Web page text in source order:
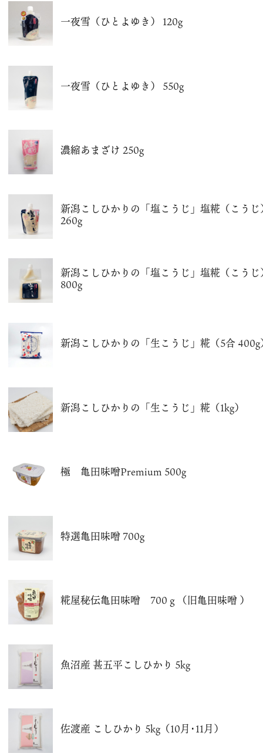
一夜雪（ひとよゆき） 120g
一夜雪（ひとよゆき） 550g
濃縮あまざけ 250g
新潟こしひかりの「塩こうじ」塩糀（こうじ
260g
新潟こしひかりの「塩こうじ」塩糀（こうじ
800g
新潟こしひかりの「生こうじ」糀（5合 400g
新潟こしひかりの「生こうじ」糀（1kg）
極 亀田味噌Premium 500g
特選亀田味噌 700g
糀屋秘伝亀田味噌 700ｇ（旧亀田味噌 ）
魚沼産 甚五平こしひかり 5kg
佐渡産 こしひかり 5kg（10月･11月）